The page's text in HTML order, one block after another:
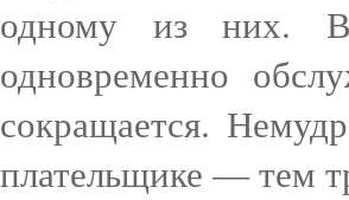
одному из них. В
одновременно
сокращается.
плательщике — тем